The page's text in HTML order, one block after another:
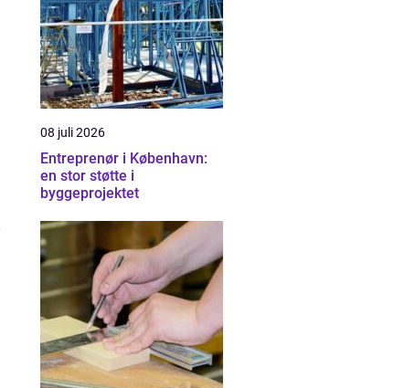
08 juli 2026
Entreprenør i København:
en stor støtte i
byggeprojektet